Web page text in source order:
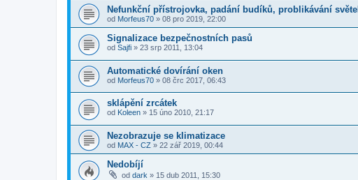
Nefunkční přístrojovka, padání budíků, problikávání světel
od Morfeus70 » 08 pro 2019, 22:00
Signalizace bezpečnostních pasů
od Sajfi » 23 srp 2011, 13:04
Automatické dovírání oken
od Morfeus70 » 08 črc 2017, 06:43
sklápění zrcátek
od Koleen » 15 úno 2010, 21:17
Nezobrazuje se klimatizace
od MAX - CZ » 22 zář 2019, 00:44
Nedobíjí
od dark » 15 dub 2011, 15:30